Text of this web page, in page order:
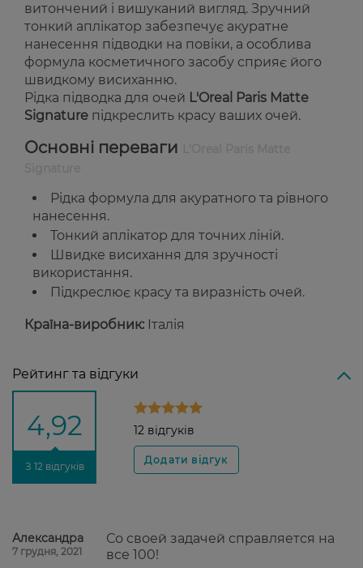
витончений і вишуканий вигляд. Зручний
тонкий аплікатор забезпечує акуратне
нанесення підводки на повіки, а особлива
формула косметичного засобу сприяє його
швидкому висиханню.
Рідка підводка для очей L'Oreal Paris Matte
Signature підкреслить красу ваших очей.
Основні переваги
Рідка формула для акуратного та рівного
нанесення.
Тонкий аплікатор для точних ліній.
Швидке висихання для зручності
використання.
Підкреслює красу та виразність очей.
Країна-виробник: Італія
Рейтинг та відгуки
4,92
З 12 відгуків
12 відгуків
Александра
7 грудня, 2021
Со своей задачей справляется на
все 100!